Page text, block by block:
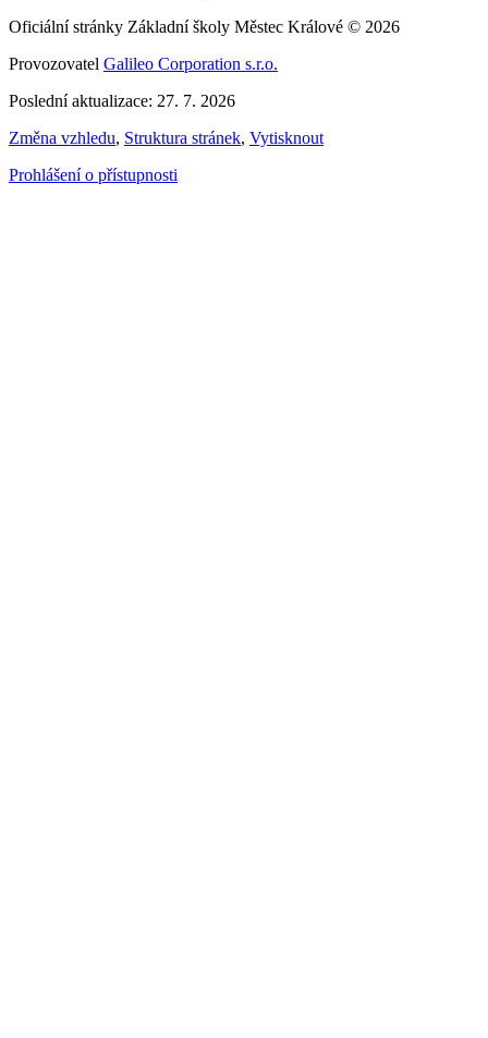
Oficiální stránky Základní školy Městec Králové © 2026
Provozovatel Galileo Corporation s.r.o.
Poslední aktualizace: 27. 7. 2026
Změna vzhledu, Struktura stránek, Vytisknout
Prohlášení o přístupnosti